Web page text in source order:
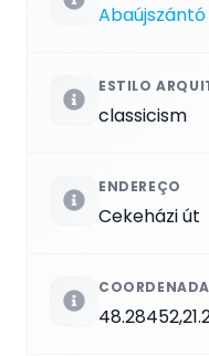
Abaújszántó
ESTILO
classicism
ENDEREÇO
Cekeházi út